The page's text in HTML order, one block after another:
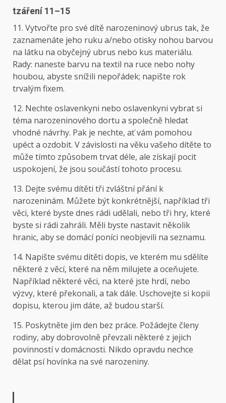
tzáření 11–15
11. Vytvořte pro své dítě narozeninový ubrus tak, že
zaznamenáte jeho ruku a/nebo otisky nohou barvou
na látku na obyčejný ubrus nebo kus materiálu.
Rady: naneste barvu na textil na ruce nebo nohy
houbou, abyste snížili nepořádek; napište rok
trvalým fixem.
12. Nechte oslavenkyni nebo oslavenkyni vybrat si
téma narozeninového dortu a společně hledat
vhodné návrhy. Pak je nechte, ať vám pomohou
upéct a ozdobit. V závislosti na věku vašeho dítěte to
může tímto způsobem trvat déle, ale získají pocit
uspokojení, že jsou součástí tohoto procesu.
13. Dejte svému dítěti tři zvláštní přání k
narozeninám. Můžete být konkrétnější, například tři
věci, které byste dnes rádi udělali, nebo tři hry, které
byste si rádi zahráli. Měli byste nastavit několik
hranic, aby se domácí poníci neobjevili na seznamu.
14. Napište svému dítěti dopis, ve kterém mu sdělíte
některé z věcí, které na něm milujete a oceňujete.
Například některé věci, na které jste hrdí, nebo
výzvy, které překonali, a tak dále. Uschovejte si kopii
dopisu, kterou jim dáte, až budou starší.
15. Poskytněte jim den bez práce. Požádejte členy
rodiny, aby dobrovolně převzali některé z jejich
povinností v domácnosti. Nikdo opravdu nechce
dělat psí hovínka na své narozeniny.